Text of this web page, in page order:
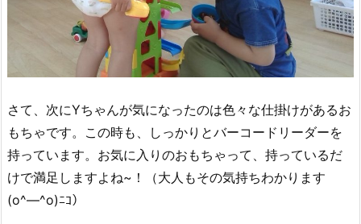
さて、次にYちゃんが気になったのは色々な仕掛けがあるお
もちゃです。この時も、しっかりとバーコードリーダーを
持っています。お気に入りのおもちゃって、持っているだ
けで満足しますよね~！（大人もその気持ちわかります
(o^―^o)ﾆｺ）